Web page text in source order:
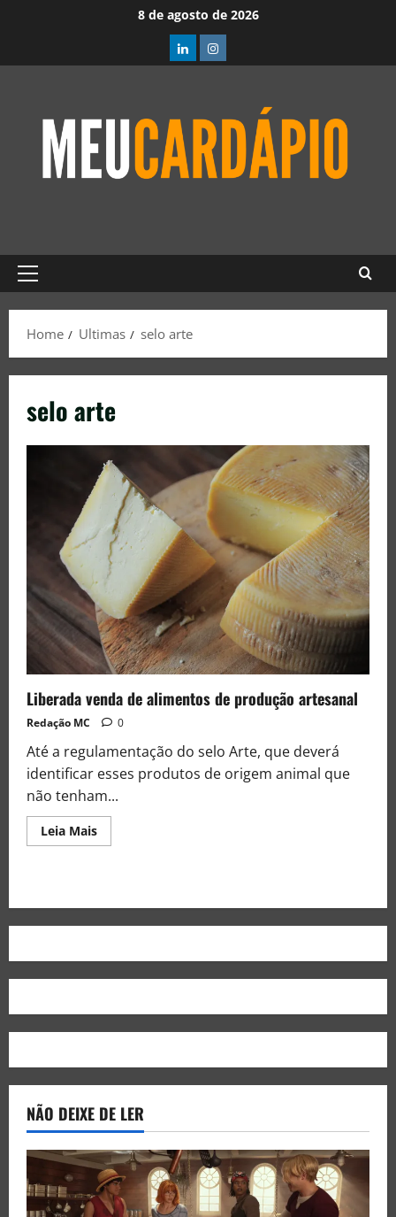
8 de agosto de 2026
Home Ultimas selo arte
selo arte
Liberada venda de alimentos de produção artesanal
Redação MC 0
Até a regulamentação do selo Arte, que deverá
identificar esses produtos de origem animal que
não tenham...
Leia Mais
NÃO DEIXE DE LER